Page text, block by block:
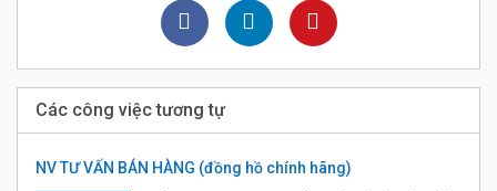
Các công việc tương tự
NV TƯ VẤN BÁN HÀNG (đồng hồ chính hãng)